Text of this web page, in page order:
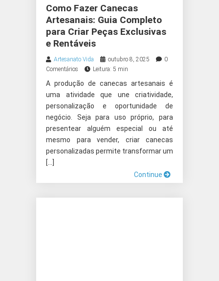
ARTESANAIS
Como Fazer Canecas
Artesanais: Guia Completo
para Criar Peças Exclusivas
e Rentáveis
Artesanato Vida outubro 8, 2025
0
Comentários
Leitura: 5 min
A produção de canecas artesanais é
uma atividade que une criatividade,
personalização e oportunidade de
negócio. Seja para uso próprio, para
presentear alguém especial ou até
mesmo para vender, criar canecas
personalizadas permite transformar um
[…]
Continue